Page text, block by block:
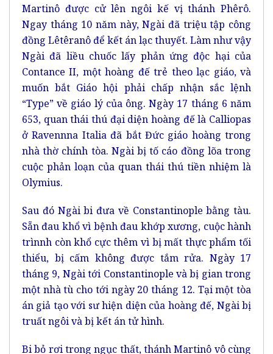
Martinô được cử lên ngôi kế vị thánh Phêrô.
Ngay tháng 10 năm này, Ngài đã triệu tập công
đồng Lêtêranô để kết án lạc thuyết. Làm như vậy
Ngài đã liều chuốc lấy phản ứng độc hại của
Contance II, một hoàng đế trẻ theo lạc giáo, và
muốn bắt Giáo hội phải chấp nhận sắc lệnh
“Type” về giáo lý của ông. Ngày 17 tháng 6 năm
653, quan thái thú đại diện hoàng đế là Calliopas
ở Ravennna Italia đã bắt Đức giáo hoàng trong
nhà thờ chính tòa. Ngài bị tố cáo đồng lõa trong
cuộc phản loạn của quan thái thú tiền nhiệm là
Olymius.
Sau đó Ngài bi đưa về Constantinople bằng tàu.
Sẵn đau khổ vì bệnh đau khớp xương, cuộc hành
trìnnh còn khổ cực thêm vì bị mất thực phẩm tối
thiểu, bị cấm không được tắm rửa. Ngày 17
tháng 9, Ngài tới Constantinople và bị gian trong
một nhà tù cho tới ngày 20 tháng 12. Tại một tòa
án giả tạo với sư hiện diện của hoàng đế, Ngài bị
truất ngôi và bị kết án tử hình.
Bi bỏ rơi trong ngục thất, thánh Martinô vô cùng